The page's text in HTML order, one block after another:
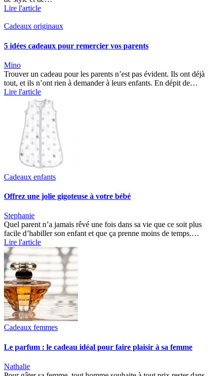
Lire l'article
Cadeaux originaux
5 idées cadeaux pour remercier vos parents
Mino
Trouver un cadeau pour les parents n’est pas évident. Ils ont déjà
tout, et ils n’ont rien à demander à leurs enfants. En dépit de…
Lire l'article
Cadeaux enfants
Offrez une jolie gigoteuse à votre bébé
Stephanie
Quel parent n’a jamais rêvé une fois dans sa vie que ce soit plus
facile d’habiller son enfant et que ça prenne moins de temps.…
Lire l'article
Cadeaux femmes
Le parfum : le cadeau idéal pour faire plaisir à sa femme
Nathalie